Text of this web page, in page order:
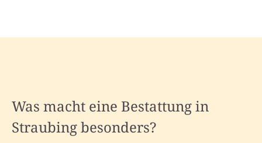
Was macht eine Bestattung in
Straubing besonders?